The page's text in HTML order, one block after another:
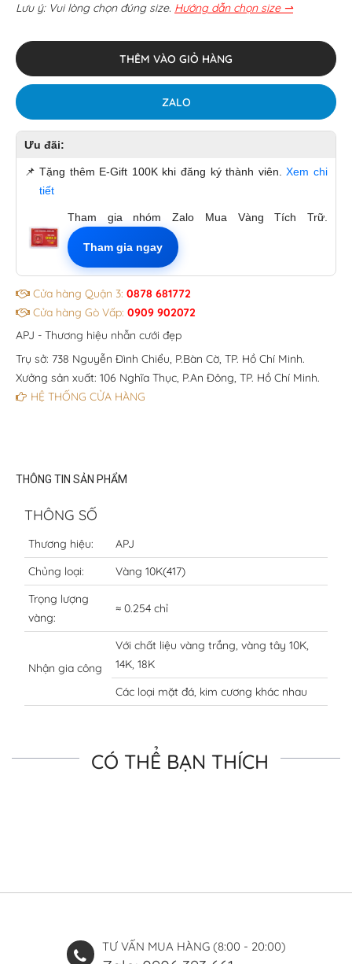
Lưu ý: Vui lòng chọn đúng size. Hướng dẫn chọn size ⇀
THÊM VÀO GIỎ HÀNG
ZALO
Ưu đãi:
📌 Tặng thêm E-Gift 100K khi đăng ký thành viên.Xem chi
tiết
Tham gia nhóm Zalo Mua Vàng Tích Trữ.
Tham gia ngay
Cửa hàng Quận 3: 0878 681772
Cửa hàng Gò Vấp: 0909 902072
APJ - Thương hiệu nhẫn cưới đẹp
Trụ sở: 738 Nguyễn Đình Chiểu, P.Bàn Cờ, TP. Hồ Chí Minh.
Xưởng sản xuất: 106 Nghĩa Thục, P.An Đông, TP. Hồ Chí Minh.
HỆ THỐNG CỬA HÀNG
THÔNG TIN SẢN PHẨM
THÔNG SỐ
Thương hiệu:
APJ
Chủng loại:
Vàng 10K(417)
Trọng lượng
vàng:
≈ 0.254 chỉ
Nhận gia công
Với chất liệu vàng trắng, vàng tây 10K,
14K, 18K
Các loại mặt đá, kim cương khác nhau
CÓ THỂ BẠN THÍCH
TƯ VẤN MUA HÀNG (8:00 - 20:00)